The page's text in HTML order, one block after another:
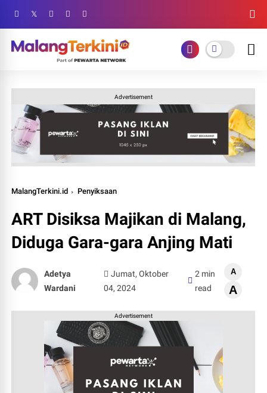
Advertisement
MalangTerkini.id Penyiksaan
ART Disiksa Majikan di Malang,
Diduga Gara-gara Anjing Mati
Adetya
Wardani
Jumat, Oktober
04, 2024
2 min
read
A
A
Advertisement